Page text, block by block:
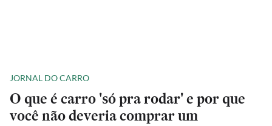
JORNAL DO CARRO
O que é carro 'só pra rodar' e por que
você não deveria comprar um